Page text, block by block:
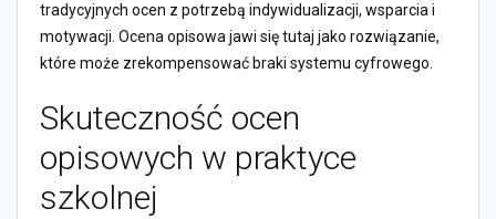
tradycyjnych ocen z potrzebą indywidualizacji, wsparcia i
motywacji. Ocena opisowa jawi się tutaj jako rozwiązanie,
które może zrekompensować braki systemu cyfrowego.
Skuteczność ocen
opisowych w praktyce
szkolnej